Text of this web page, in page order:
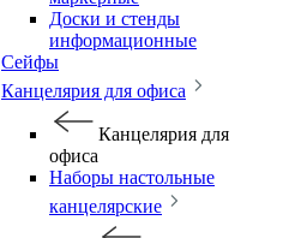
Доски и стенды
информационные
Сейфы
Канцелярия для офиса
Канцелярия для
офиса
Наборы настольные
канцелярские